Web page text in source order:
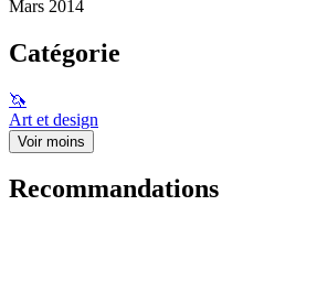
Mars 2014
Catégorie
🦄
Art et design
Voir moins
Recommandations